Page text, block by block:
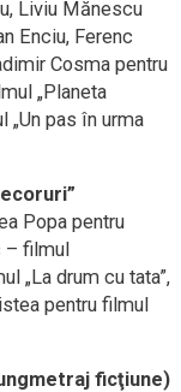
Liviu Mănescu
Enciu, Ferenc
Cosma pentru
„Planeta
„Un pas în urma
Popa pentru
– filmul
„La drum cu tata”,
pentru filmul
ficţiune)